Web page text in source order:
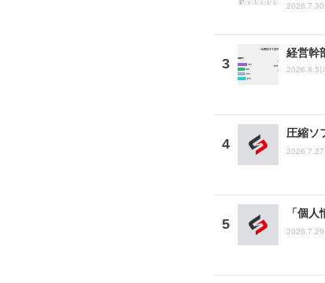
経営幹
2026.8.5(
圧縮ソ
「個